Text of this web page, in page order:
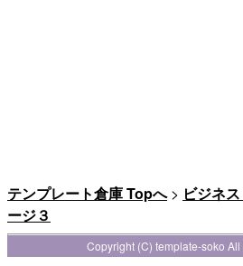
テンプレート倉庫 Topへ> ビジネ
ージ３
Copyright (C) template-soko